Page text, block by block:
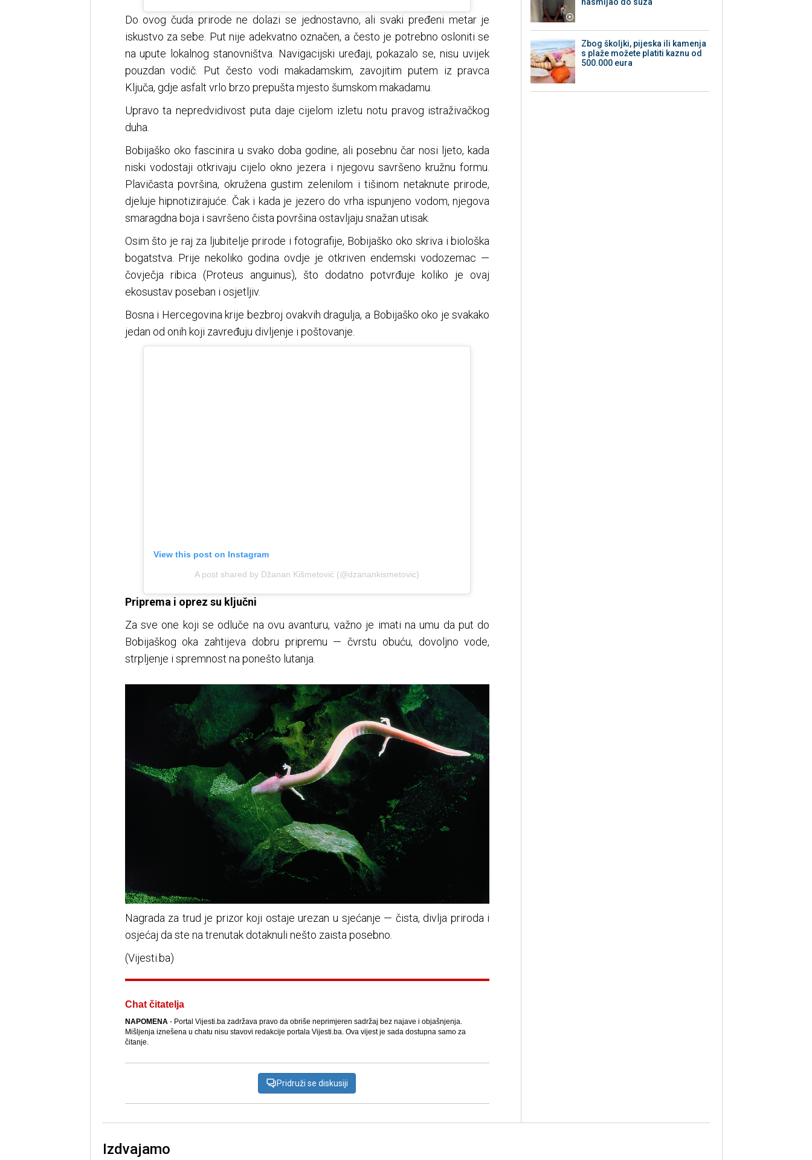
Do ovog čuda prirode ne dolazi se jednostavno, ali svaki pređeni metar je
iskustvo za sebe. Put nije adekvatno označen, a često je potrebno osloniti se
na upute lokalnog stanovništva. Navigacijski uređaji, pokazalo se, nisu uvijek
pouzdan vodič. Put često vodi makadamskim, zavojitim putem iz pravca
Ključa, gdje asfalt vrlo brzo prepušta mjesto šumskom makadamu.
Upravo ta nepredvidivost puta daje cijelom izletu notu pravog istraživačkog
duha.
Bobijaško oko fascinira u svako doba godine, ali posebnu čar nosi ljeto, kada
niski vodostaji otkrivaju cijelo okno jezera i njegovu savršeno kružnu formu.
Plavičasta površina, okružena gustim zelenilom i tišinom netaknute prirode,
djeluje hipnotizirajuće. Čak i kada je jezero do vrha ispunjeno vodom, njegova
smaragdna boja i savršeno čista površina ostavljaju snažan utisak.
Osim što je raj za ljubitelje prirode i fotografije, Bobijaško oko skriva i biološka
bogatstva. Prije nekoliko godina ovdje je otkriven endemski vodozemac —
čovječja ribica (Proteus anguinus), što dodatno potvrđuje koliko je ovaj
ekosustav poseban i osjetljiv.
Bosna i Hercegovina krije bezbroj ovakvih dragulja, a Bobijaško oko je svakako
jedan od onih koji zavređuju divljenje i poštovanje.
View this post on Instagram
A post shared by Džanan Kišmetović (@dzanankismetovic)
Priprema i oprez su ključni
Za sve one koji se odluče na ovu avanturu, važno je imati na umu da put do
Bobijaškog oka zahtijeva dobru pripremu — čvrstu obuću, dovoljno vode,
strpljenje i spremnost na ponešto lutanja.
Nagrada za trud je prizor koji ostaje urezan u sjećanje — čista, divlja priroda i
osjećaj da ste na trenutak dotaknuli nešto zaista posebno.
(Vijesti.ba)
Chat čitatelja
NAPOMENA - Portal Vijesti.ba zadržava pravo da obriše neprimjeren sadržaj bez najave i objašnjenja.
Mišljenja iznešena u chatu nisu stavovi redakcije portala Vijesti.ba. Ova vijest je sada dostupna samo za
čitanje.
Pridruži se diskusiji
nasmijao do suza
Zbog školjki, pijeska ili kamenja
s plaže možete platiti kaznu od
500.000 eura
Izdvajamo